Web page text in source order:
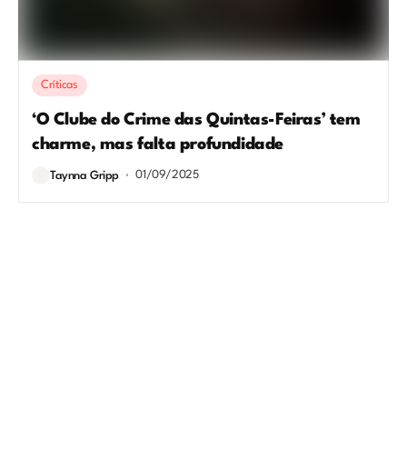
Críticas
‘O Clube do Crime das Quintas-Feiras’ tem
charme, mas falta profundidade
Taynna Gripp 01/09/2025